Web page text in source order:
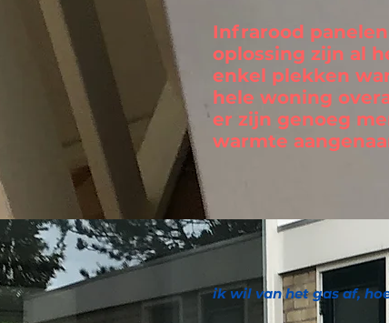
Infrarood
oplossing zijn al
enkel plekken
hele woning
er zijn genoeg
warmte
ik wil van het gas af,